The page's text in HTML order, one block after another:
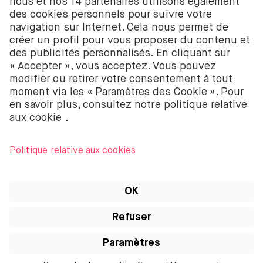
58403949. BUX B.V. est autorisé et réglementé par
l’Autorité néerlandaise des marchés financiers
(Autoriteit Financiële Markten – AFM).
BUX B.V. ne fournit pas de conseils d’investissement
et les investisseurs individuels doivent prendre leurs
propres décisions ou chercher des conseils
indépendants. Investir comporte des risques. La
valeur des investissements peut augmenter ou
investissement.
iTunes sont des marques d’Apple Inc. enregistrées
marque d’Apple Inc. App Store est une marque de